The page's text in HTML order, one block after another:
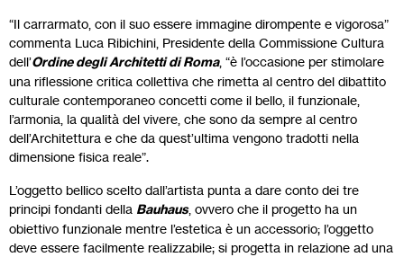
“Il carrarmato, con il suo essere immagine dirompente e vigorosa”
commenta Luca Ribichini, Presidente della Commissione Cultura
dell’Ordine degli Architetti di Roma, “è l’occasione per stimolare
una riflessione critica collettiva che rimetta al centro del dibattito
culturale contemporaneo concetti come il bello, il funzionale,
l’armonia, la qualità del vivere, che sono da sempre al centro
dell’Architettura e che da quest’ultima vengono tradotti nella
dimensione fisica reale”.
L’oggetto bellico scelto dall’artista punta a dare conto dei tre
principi fondanti della Bauhaus, ovvero che il progetto ha un
obiettivo funzionale mentre l’estetica è un accessorio; l’oggetto
deve essere facilmente realizzabile; si progetta in relazione ad una